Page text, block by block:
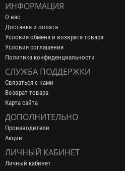
ИНФОРМАЦИЯ
О нас
Доставка и оплата
Условия обмена и возврата товара
Условия соглашения
Политика конфиденциальности
СЛУЖБА ПОДДЕРЖКИ
Связаться с нами
Возврат товара
Карта сайта
ДОПОЛНИТЕЛЬНО
Производители
Акции
ЛИЧНЫЙ КАБИНЕТ
Личный кабинет